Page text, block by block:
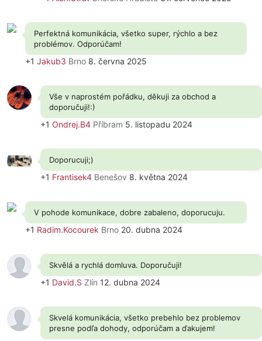
Perfektná komunikácia, všetko super, rýchlo a bez
problémov. Odporúčam!
+1 Jakub3 Brno 8. června 2025
Vše v naprostém pořádku, děkuji za obchod a
doporučuji!:)
+1 Ondrej.B4 Příbram 5. listopadu 2024
Doporucuji;)
+1 Frantisek4 Benešov 8. května 2024
V pohode komunikace, dobre zabaleno, doporucuju.
+1 Radim.Kocourek Brno 20. dubna 2024
Skvělá a rychlá domluva. Doporučuji!
+1 David.S Zlín 12. dubna 2024
Skvelá komunikácia, všetko prebehlo bez problemov
presne podľa dohody, odporúčam a ďakujem!